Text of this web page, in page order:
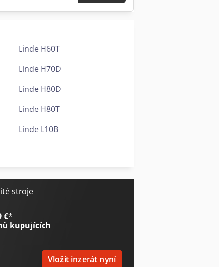
Linde H60T
Linde H70D
Linde H80D
Linde H80T
Linde L10B
stroje
€*
kupujících
Vložit inzerát nyní